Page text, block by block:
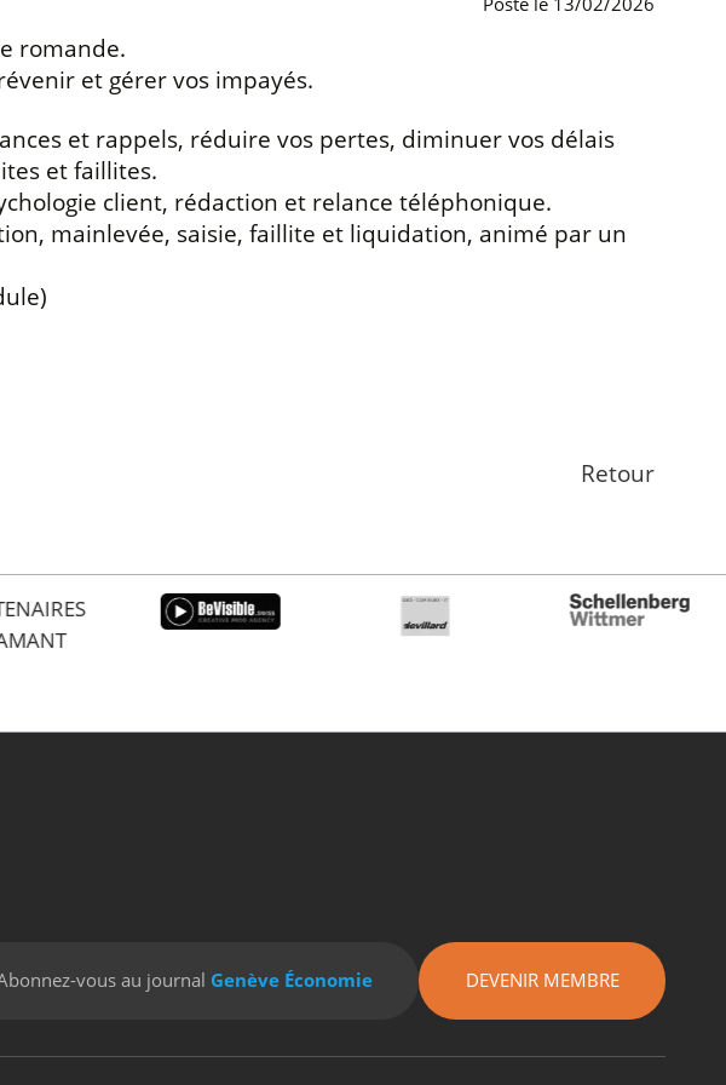
romande.
et gérer vos impayés.
et rappels, réduire vos pertes, diminuer vos délais
et faillites.
client, rédaction et relance téléphonique.
mainlevée, saisie, faillite et liquidation, animé par un
Retour
vous au journal Genève Économie DEVENIR MEMBRE